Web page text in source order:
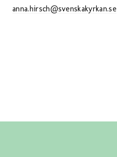
anna.hirsch@svenskakyrkan.se